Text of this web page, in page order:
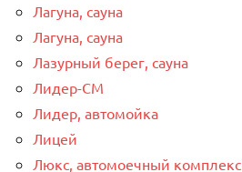
Лагуна, сауна
Лагуна, сауна
Лазурный берег, сауна
Лидер-СМ
Лидер, автомойка
Лицей
Люкс, автомоечный комплекс